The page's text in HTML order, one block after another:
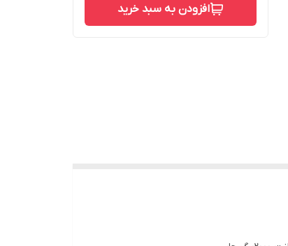
افزودن به سبد خرید